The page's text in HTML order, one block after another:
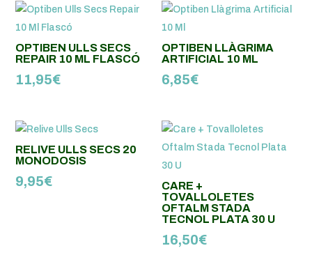
OPTIBEN ULLS SECS
REPAIR 10 ML FLASCÓ
11,95€
OPTIBEN LLÀGRIMA
ARTIFICIAL 10 ML
6,85€
RELIVE ULLS SECS 20
MONODOSIS
9,95€
CARE +
TOVALLOLETES
OFTALM STADA
TECNOL PLATA 30 U
16,50€